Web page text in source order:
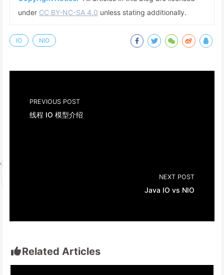
under CC BY-NC-SA 4.0 unless stating additionally.
IO NIO
PREVIOUS POST
线程 IO 模型介绍
NEXT POST
Java IO vs NIO
Related Articles